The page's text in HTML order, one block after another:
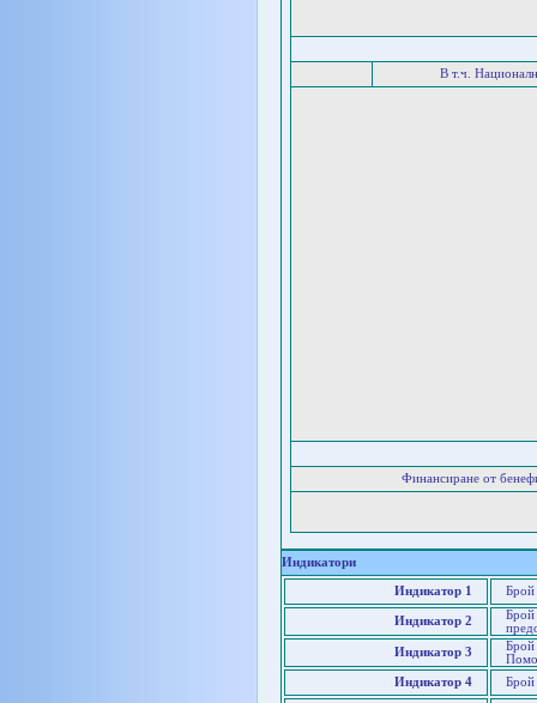
В т.ч.
Финансиране от
Индикатори
Индикатор 1 Брой
Индикатор 2
Брой
Индикатор 3
Брой
Индикатор 4
Брой